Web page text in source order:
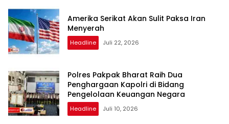
Amerika Serikat Akan Sulit Paksa Iran
Menyerah
Headline Juli 22, 2026
Polres Pakpak Bharat Raih Dua
Penghargaan Kapolri di Bidang
Pengelolaan Keuangan Negara
Headline Juli 10, 2026